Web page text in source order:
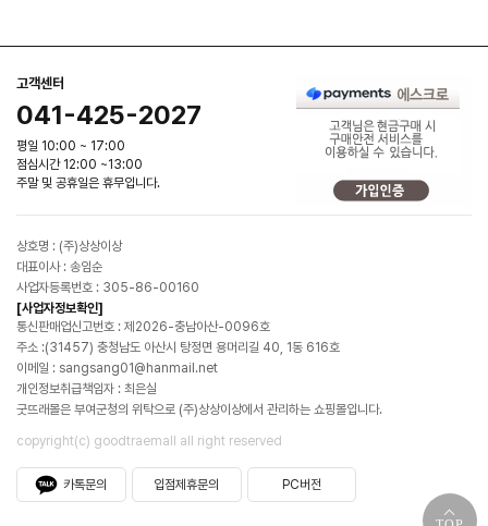
고객센터
041-425-2027
평일 10:00 ~ 17:00
점심시간 12:00 ~13:00
주말 및 공휴일은 휴무입니다.
상호명 : (주)상상이상
대표이사 : 송임순
사업자등록번호 : 305-86-00160
[사업자정보확인]
통신판매업신고번호 : 제2026-충남아산-0096호
주소 :(31457) 충청남도 아산시 탕정면 용머리길 40, 1동 616호
이메일 : sangsang01@hanmail.net
개인정보취급책임자 : 최은실
굿뜨래몰은 부여군청의 위탁으로 (주)상상이상에서 관리하는 쇼핑몰입니다.
copyright(c) goodtraemall all right reserved
카톡문의 입점제휴문의 PC버전